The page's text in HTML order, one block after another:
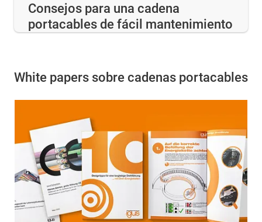
Consejos para una cadena
portacables de fácil mantenimiento
White papers sobre cadenas portacables